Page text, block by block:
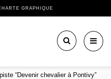
GRAPHIQUE
“Devenir chevalier à Pontivy”